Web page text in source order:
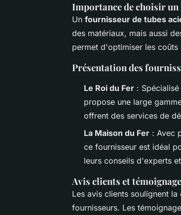
Importance de choisir
Un fournisseur de tubes
des matériaux, mais aussi
permet d'optimiser les
Présentation des
Le Roi du Fer :
propose une large
offrent des services de
La Maison du Fer : Avec
ce fournisseur est idéal
leurs conseils d'experts
Avis clients et
Les avis clients soulignent
fournisseurs. Les